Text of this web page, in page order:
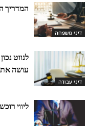
דיני משפחה
המדריך
דיני עבודה
לנווט
עושה
ליווי